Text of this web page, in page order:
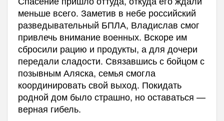
меньше всего. Заметив в небе российский
разведывательный БПЛА, Владислав смог
привлечь внимание военных. Вскоре им
сбросили рацию и продукты, а для дочери
передали сладости. Связавшись с бойцом с
позывным Аляска, семья смогла
координировать свой выход. Покидать
родной дом было страшно, но оставаться —
верная гибель.